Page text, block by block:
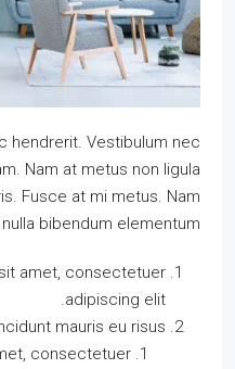
hendrerit. Vestibulum nec
Nam at metus non ligula
Fusce at mi metus. Nam
bibendum elementum.
amet, consectetuer
adipiscing elit.
mauris eu risus.
consectetuer